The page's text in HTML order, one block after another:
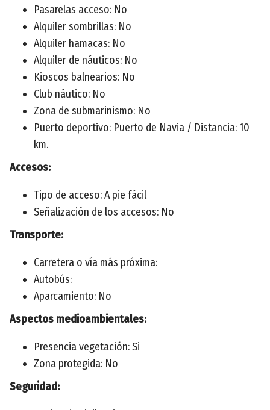
Pasarelas acceso: No
Alquiler sombrillas: No
Alquiler hamacas: No
Alquiler de náuticos: No
Kioscos balnearios: No
Club náutico: No
Zona de submarinismo: No
Puerto deportivo: Puerto de Navia / Distancia: 10
km.
Accesos:
Tipo de acceso: A pie fácil
Señalización de los accesos: No
Transporte:
Carretera o vía más próxima:
Autobús:
Aparcamiento: No
Aspectos medioambientales:
Presencia vegetación: Si
Zona protegida: No
Seguridad: